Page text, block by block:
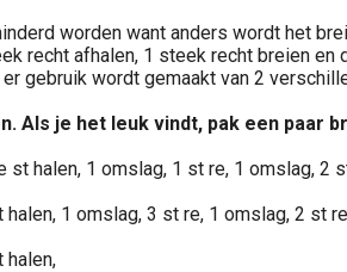
worden want anders wordt het
recht afhalen, 1 steek recht breien
gebruik wordt gemaakt van 2
je het leuk vindt, pak een paar
halen, 1 omslag, 1 st re, 1 omslag, 2
1 omslag, 3 st re, 1 omslag, 2 st
halen,